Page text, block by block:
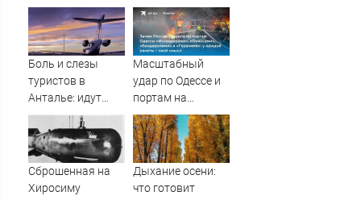
от СКА в сделке
по Бландиси
российский город
Боль и слезы
туристов в
Анталье: идут
массовые
задержки рейсов
в Россию
Масштабный
удар по Одессе и
портам на
Украине:
Последние
новости,
подробности об
Сброшенная на
Хиросиму
Дыхание осени:
что готовит